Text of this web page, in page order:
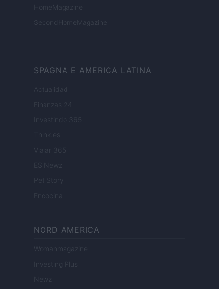
HomeMagazine
SecondHomeMagazine
SPAGNA E AMERICA LATINA
Actualidad
Finanzas 24
Investindo 365
Think.es
Viajar 365
ES Newz
Pet Story
Encocina
NORD AMERICA
Womanmagazine
Investing Plus
Newz